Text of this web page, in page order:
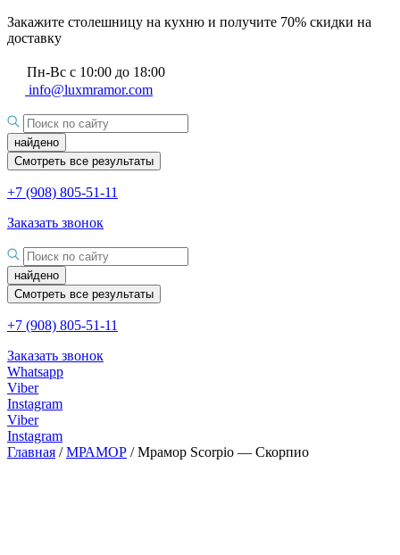
Закажите столешницу на кухню и получите 70% скидки на
доставку
Пн-Вс с 10:00 до 18:00
info@luxmramor.com
найдено
Смотреть все результаты
+7 (908) 805-51-11
Заказать звонок
найдено
Смотреть все результаты
+7 (908) 805-51-11
Заказать звонок
Whatsapp
Viber
Instagram
Viber
Instagram
Главная /МРАМОР / Мрамор Scorpio — Скорпио